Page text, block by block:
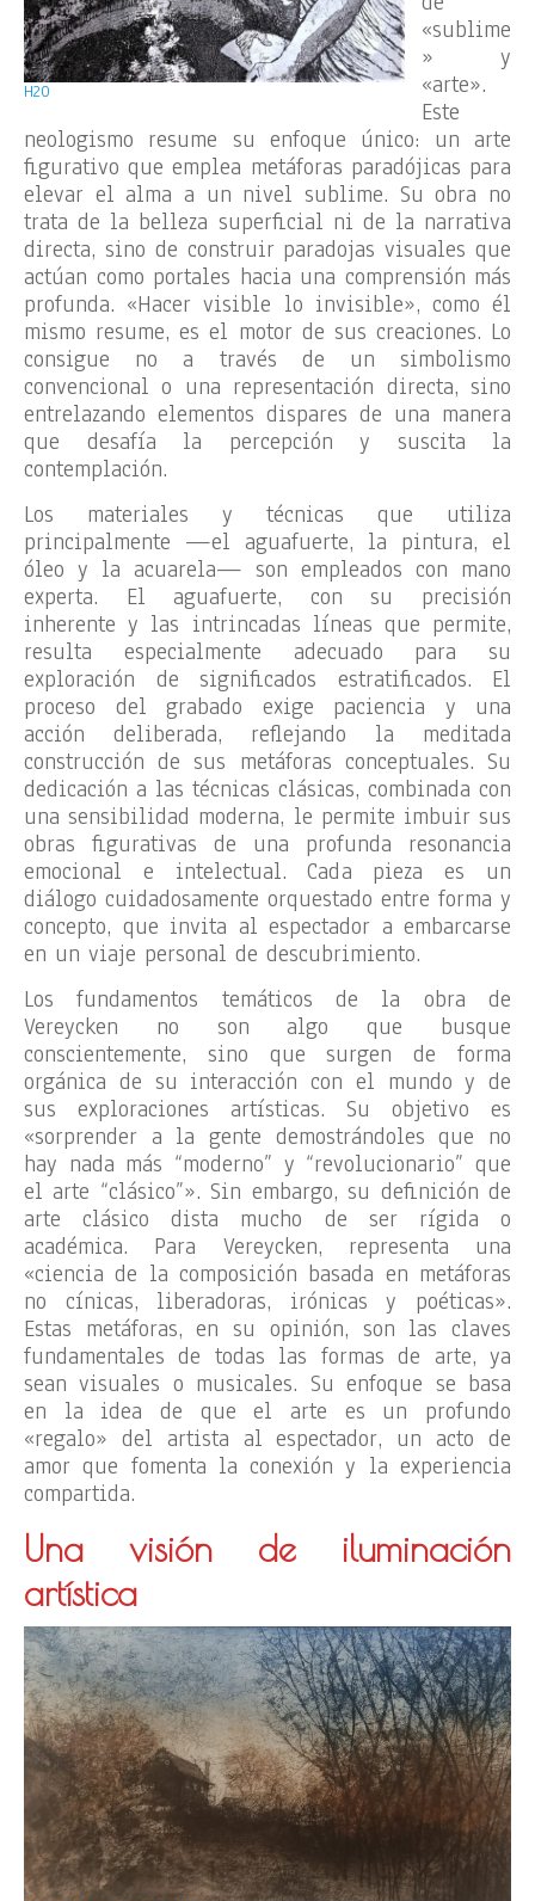
H2O
«sublime
» y
«arte».
Este
neologismo resume su enfoque único: un arte
figurativo que emplea metáforas paradójicas para
elevar el alma a un nivel sublime. Su obra no
trata de la belleza superficial ni de la narrativa
directa, sino de construir paradojas visuales que
actúan como portales hacia una comprensión más
profunda. «Hacer visible lo invisible», como él
mismo resume, es el motor de sus creaciones. Lo
consigue no a través de un simbolismo
convencional o una representación directa, sino
entrelazando elementos dispares de una manera
que desafía la percepción y suscita la
contemplación.
Los materiales y técnicas que utiliza
principalmente —el aguafuerte, la pintura, el
óleo y la acuarela— son empleados con mano
experta. El aguafuerte, con su precisión
inherente y las intrincadas líneas que permite,
resulta especialmente adecuado para su
exploración de significados estratificados. El
proceso del grabado exige paciencia y una
acción deliberada, reflejando la meditada
construcción de sus metáforas conceptuales. Su
dedicación a las técnicas clásicas, combinada con
una sensibilidad moderna, le permite imbuir sus
obras figurativas de una profunda resonancia
emocional e intelectual. Cada pieza es un
diálogo cuidadosamente orquestado entre forma y
concepto, que invita al espectador a embarcarse
en un viaje personal de descubrimiento.
Los fundamentos temáticos de la obra de
Vereycken no son algo que busque
conscientemente, sino que surgen de forma
orgánica de su interacción con el mundo y de
sus exploraciones artísticas. Su objetivo es
«sorprender a la gente demostrándoles que no
hay nada más “moderno” y “revolucionario” que
el arte “clásico”». Sin embargo, su definición de
arte clásico dista mucho de ser rígida o
académica. Para Vereycken, representa una
«ciencia de la composición basada en metáforas
no cínicas, liberadoras, irónicas y poéticas».
Estas metáforas, en su opinión, son las claves
fundamentales de todas las formas de arte, ya
sean visuales o musicales. Su enfoque se basa
en la idea de que el arte es un profundo
«regalo» del artista al espectador, un acto de
amor que fomenta la conexión y la experiencia
compartida.
Una visión de iluminación
artística